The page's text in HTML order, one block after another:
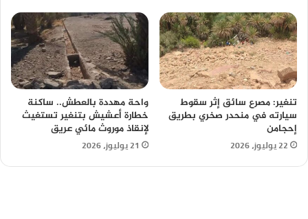
تنغير: مصرع سائق إثر سقوط
سيارته في منحدر صخري بطريق
إحجامن
22 يوليوز، 2026
واحة مهددة بالعطش.. ساكنة
خطارة أعشيش بتنغير تستغيث
لإنقاذ موروث مائي عريق
21 يوليوز، 2026